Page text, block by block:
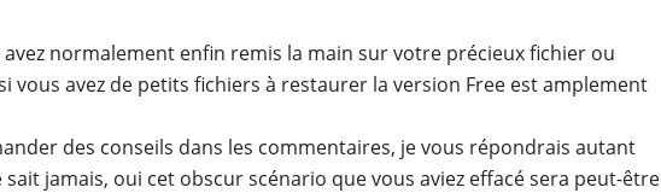
avez normalement enfin remis la main sur votre précieux fichier ou
vous avez de petits fichiers à restaurer la version Free est amplement
des conseils dans les commentaires, je vous répondrais autant
sait jamais, oui cet obscur scénario que vous aviez effacé sera peut-être